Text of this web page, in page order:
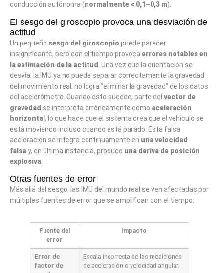
conducción autónoma (normalmente < 0,1–0,3 m).
El sesgo del giroscopio provoca una desviación de
actitud
Un pequeño sesgo del giroscopio puede parecer
insignificante, pero con el tiempo provoca errores notables en
la estimación de la actitud . Una vez que la orientación se
desvía, la IMU ya no puede separar correctamente la gravedad
del movimiento real; no logra "eliminar la gravedad" de los datos
del acelerómetro. Cuando esto sucede, parte del vector de
gravedad se interpreta erróneamente como aceleración
horizontal , lo que hace que el sistema crea que el vehículo se
está moviendo incluso cuando está parado. Esta falsa
aceleración se integra continuamente en una velocidad
falsay, en última instancia, produce una deriva de posición
explosiva
Otras fuentes de error
Más allá del sesgo, las IMU del mundo real se ven afectadas por
múltiples fuentes de error que se amplifican con el tiempo:
Fuente del
error
Impacto
Error de
factor de
Escala incorrecta de las mediciones
de aceleración o velocidad angular.